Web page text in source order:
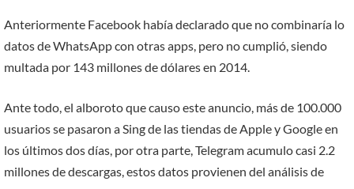
Anteriormente Facebook había declarado que no combinaría lo
datos de WhatsApp con otras apps, pero no cumplió, siendo
multada por 143 millones de dólares en 2014.
Ante todo, el alboroto que causo este anuncio, más de 100.000
usuarios se pasaron a Sing de las tiendas de Apple y Google en
los últimos dos días, por otra parte, Telegram acumulo casi 2.2
millones de descargas, estos datos provienen del análisis de